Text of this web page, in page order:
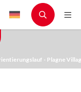
- Plagne